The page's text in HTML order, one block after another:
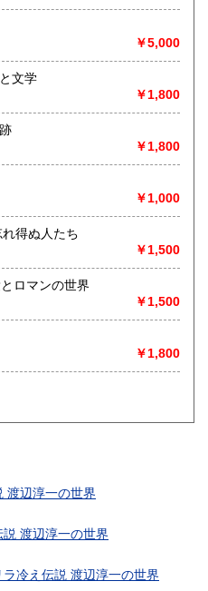
他）
￥5,000
文学
￥1,800
￥1,800
￥1,000
得ぬ人たち
￥1,500
ロマンの世界
￥1,500
￥1,800
渡辺淳一の世界
説 渡辺淳一の世界
ラ冷え伝説 渡辺淳一の世界